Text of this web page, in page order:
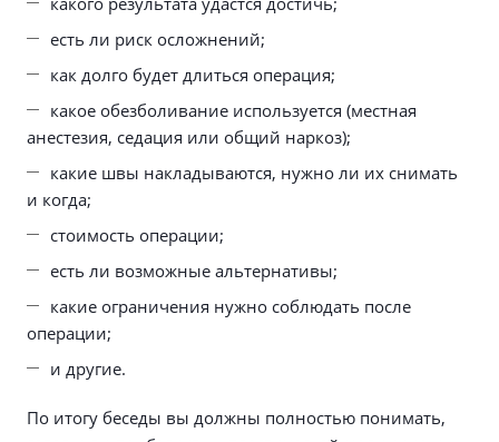
есть ли риск осложнений;
как долго будет длиться операция;
какое обезболивание используется (местная
анестезия, седация или общий наркоз);
какие швы накладываются, нужно ли их снимать
и когда;
стоимость операции;
есть ли возможные альтернативы;
какие ограничения нужно соблюдать после
операции;
и другие.
По итогу беседы вы должны полностью понимать,